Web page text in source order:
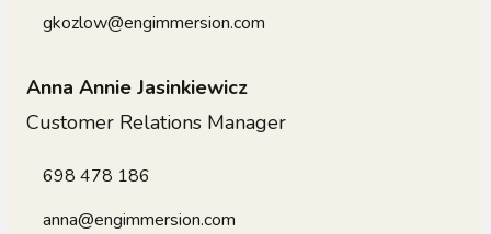
gkozlow@engimmersion.com
Anna Annie Jasinkiewicz
Customer Relations Manager
698 478 186
anna@engimmersion.com